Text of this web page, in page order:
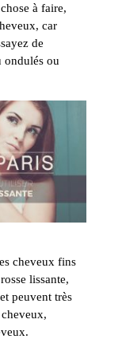
à faire,
car
de
ondulés ou
cheveux fins
lissante,
peuvent très